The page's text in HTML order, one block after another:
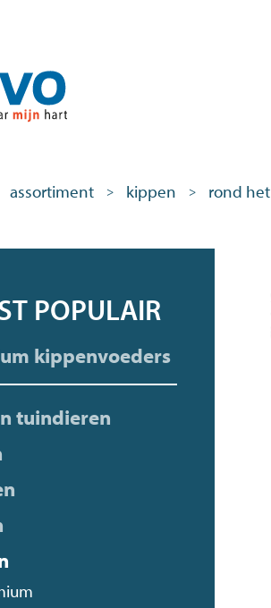
assortiment > kippen > rond
POPULAIR
kippenvoeders
tuindieren